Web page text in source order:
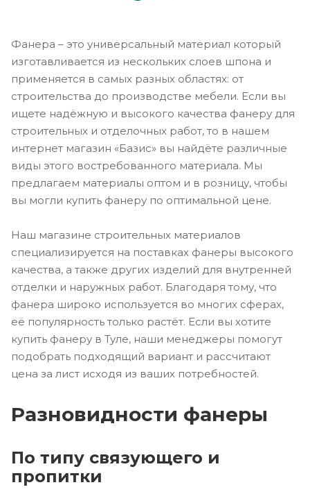
Фанера – это универсальный материал который
изготавливается из нескольких слоев шпона и
применяется в самых разных областях: от
строительства до производстве мебели. Если вы
ищете надёжную и высокого качества фанеру для
строительных и отделочных работ, то в нашем
интернет магазин «Базис» вы найдёте различные
виды этого востребованного материала. Мы
предлагаем материалы оптом и в розницу, чтобы
вы могли купить фанеру по оптимальной цене.
Наш магазине строительных материалов
специализируется на поставках фанеры высокого
качества, а также других изделий для внутренней
отделки и наружных работ. Благодаря тому, что
фанера широко используется во многих сферах,
её популярность только растёт. Если вы хотите
купить фанеру в Туле, наши менеджеры помогут
подобрать подходящий вариант и рассчитают
цена за лист исходя из ваших потребностей.
Разновидности фанеры
По типу связующего и
пропитки